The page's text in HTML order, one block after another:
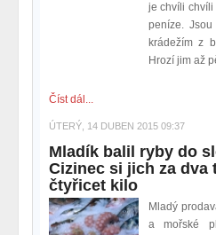
je chvíli chvíli
peníze.
krádežím z
Hrozí jim až
Číst dál...
ÚTERÝ, 14 DUBEN 2015 09:37
Mladík balil ryby do
Cizinec si jich za dva
čtyřicet kilo
Mladý
a mořské